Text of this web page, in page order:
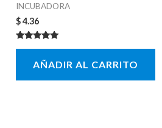
INCUBADORA
$4.36
Valorado con
AÑADIR AL CARRITO